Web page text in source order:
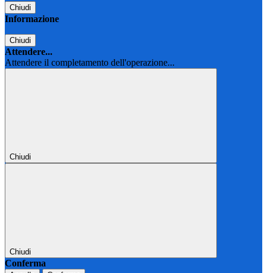
Chiudi
Informazione
Chiudi
Attendere...
Attendere il completamento dell'operazione...
Chiudi
Chiudi
Conferma